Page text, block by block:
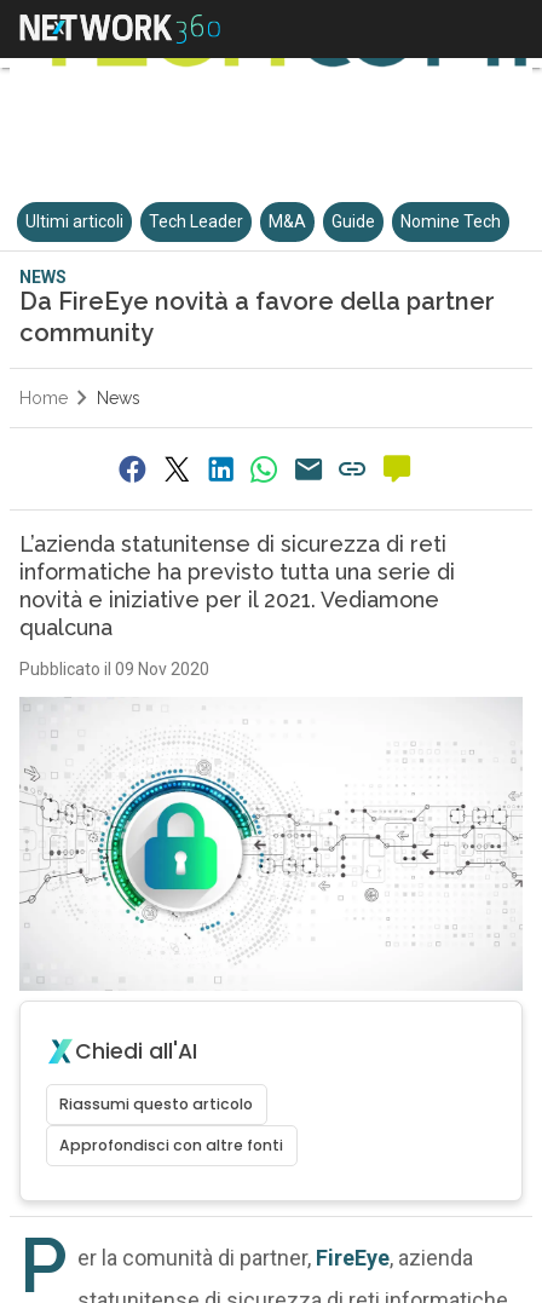
Ultimi articoli Tech Leader M&A Guide Nomine Tech
NEWS
Da FireEye novità a favore della partner
community
Home News
L’azienda statunitense di sicurezza di reti
informatiche ha previsto tutta una serie di
novità e iniziative per il 2021. Vediamone
qualcuna
Pubblicato il 09 Nov 2020
Chiedi all'AI
Riassumi questo articolo
Approfondisci con altre fonti
P er la comunità di partner, FireEye, azienda